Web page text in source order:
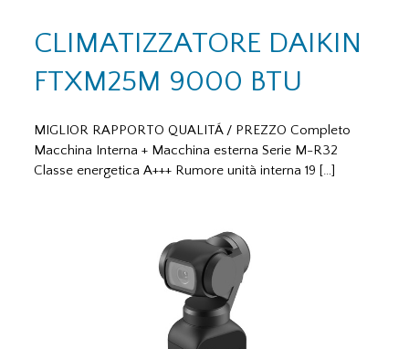
CLIMATIZZATORE DAIKIN
FTXM25M 9000 BTU
MIGLIOR RAPPORTO QUALITÁ / PREZZO Completo
Macchina Interna + Macchina esterna Serie M-R32
Classe energetica A+++ Rumore unità interna 19 […]